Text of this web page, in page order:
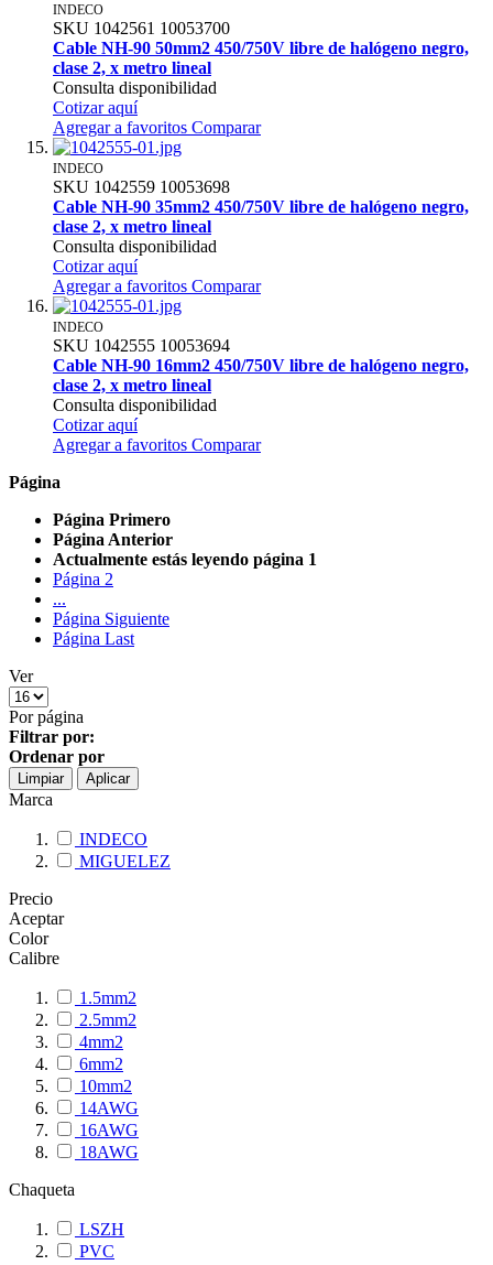
INDECO
SKU 1042561 10053700
Cable NH-90 50mm2 450/750V libre de halógeno negro,
clase 2, x metro lineal
Consulta disponibilidad
Cotizar aquí
Agregar a favoritos Comparar
INDECO
SKU 1042559 10053698
Cable NH-90 35mm2 450/750V libre de halógeno negro,
clase 2, x metro lineal
Consulta disponibilidad
Cotizar aquí
Agregar a favoritos Comparar
INDECO
SKU 1042555 10053694
Cable NH-90 16mm2 450/750V libre de halógeno negro,
clase 2, x metro lineal
Consulta disponibilidad
Cotizar aquí
Agregar a favoritos Comparar
Página
Página Primero
Página Anterior
Actualmente estás leyendo página 1
Página 2
...
Página Siguiente
Página Last
Ver
Por página
Filtrar por:
Ordenar por
Limpiar Aplicar
Marca
INDECO
MIGUELEZ
Precio
Aceptar
Color
Calibre
1.5mm2
2.5mm2
4mm2
6mm2
10mm2
14AWG
16AWG
18AWG
Chaqueta
LSZH
PVC